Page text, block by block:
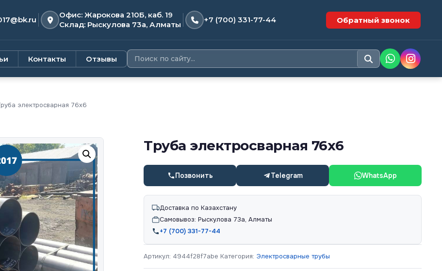
Офис: Жарокова 210Б, каб. 19
Склад: Рыскулова 73а, Алматы
+7 (700) 331-77-44 Обратный звонок
Контакты Отзывы
электросварная 76х6
Труба электросварная 76х6
Позвонить Telegram WhatsApp
Доставка по Казахстану
Самовывоз: Рыскулова 73а, Алматы
+7 (700) 331-77-44
Артикул: 4944f28f7abe Категория: Электросварные трубы